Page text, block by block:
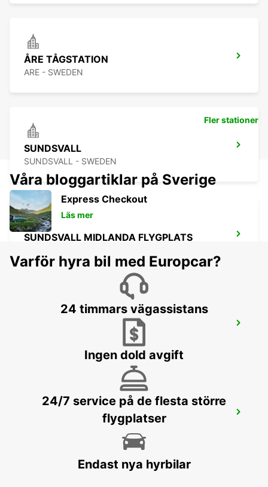
ÅRE TÅGSTATION
ARE - SWEDEN
SUNDSVALL
SUNDSVALL - SWEDEN
SUNDSVALL MIDLANDA FLYGPLATS
SUNDSVALL CENTRALSTATION
ORNSKOLDSVIK - SWEDEN
Fler stationer
Våra bloggartiklar på Sverige
Express Checkout
Läs mer
Varför hyra bil med Europcar?
24 timmars vägassistans
Ingen dold avgift
24/7 service på de flesta större
flygplatser
Endast nya hyrbilar